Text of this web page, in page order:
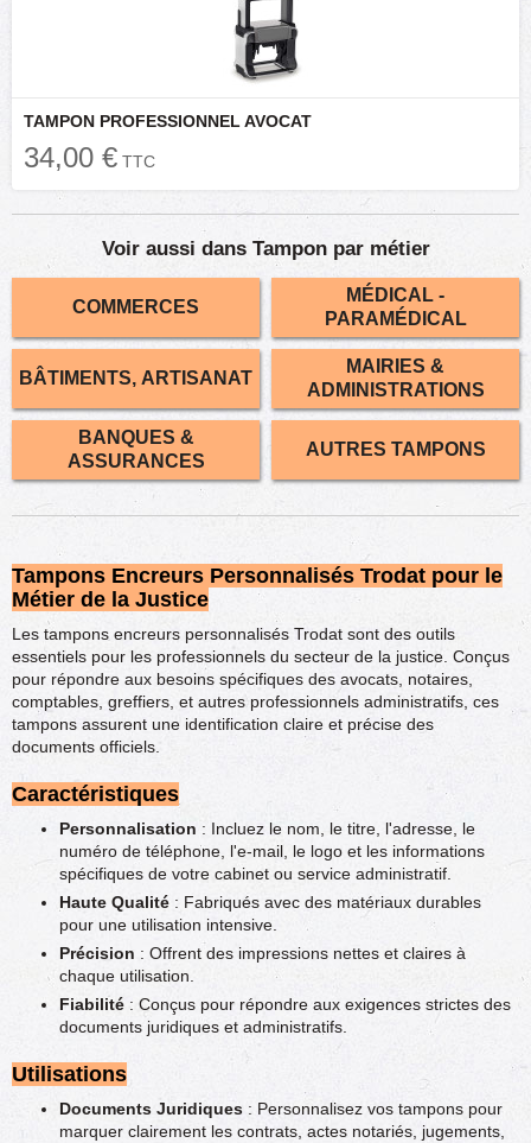
TAMPON PROFESSIONNEL AVOCAT
34,00 € TTC
Voir aussi dans Tampon par métier
COMMERCES
MÉDICAL -
PARAMÉDICAL
BÂTIMENTS, ARTISANAT
MAIRIES &
ADMINISTRATIONS
BANQUES &
ASSURANCES
AUTRES TAMPONS
Tampons Encreurs Personnalisés Trodat pour le
Métier de la Justice
Les tampons encreurs personnalisés Trodat sont des outils
essentiels pour les professionnels du secteur de la justice. Conçus
pour répondre aux besoins spécifiques des avocats, notaires,
comptables, greffiers, et autres professionnels administratifs, ces
tampons assurent une identification claire et précise des
documents officiels.
Caractéristiques
Personnalisation : Incluez le nom, le titre, l'adresse, le
numéro de téléphone, l'e-mail, le logo et les informations
spécifiques de votre cabinet ou service administratif.
Haute Qualité : Fabriqués avec des matériaux durables
pour une utilisation intensive.
Précision : Offrent des impressions nettes et claires à
chaque utilisation.
Fiabilité : Conçus pour répondre aux exigences strictes des
documents juridiques et administratifs.
Utilisations
Documents Juridiques : Personnalisez vos tampons pour
marquer clairement les contrats, actes notariés, jugements,